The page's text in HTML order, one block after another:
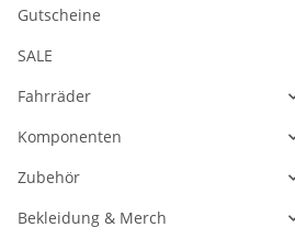
Gutscheine
SALE
Fahrräder
Komponenten
Zubehör
Bekleidung & Merch